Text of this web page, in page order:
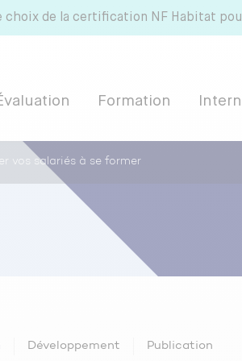
choix de la certification NF Habitat
Formation
vos salariés à se former
Développement Publication